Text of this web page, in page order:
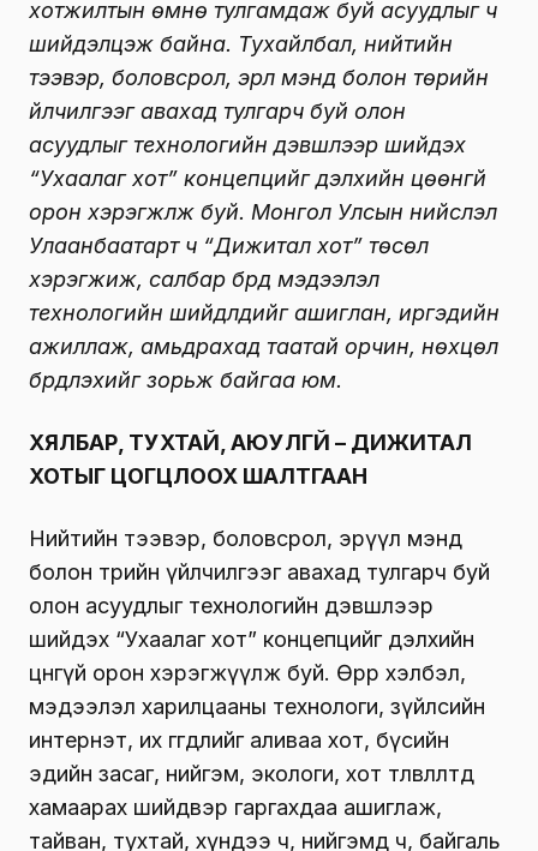
хотжилтын өмнө тулгамдаж буй асуудлыг ч
шийдэлцэж байна. Тухайлбал, нийтийн
тээвэр, боловсрол, эрүүл мэнд болон төрийн
үйлчилгээг авахад тулгарч буй олон
асуудлыг технологийн дэвшлээр шийдэх
“Ухаалаг хот” концепцийг дэлхийн цөөнгүй
орон хэрэгжүүлж буй. Монгол Улсын нийслэл
Улаанбаатарт ч “Дижитал хот” төсөл
хэрэгжиж, салбар бүрд мэдээлэл
технологийн шийдлүүдийг ашиглан, иргэдийн
ажиллаж, амьдрахад таатай орчин, нөхцөл
бүрдүүлэхийг зорьж байгаа юм.
ХЯЛБАР, ТУХТАЙ, АЮУЛГҮЙ – ДИЖИТАЛ
ХОТЫГ ЦОГЦЛООХ ШАЛТГААН
Нийтийн тээвэр, боловсрол, эрүүл мэнд
болон төрийн үйлчилгээг авахад тулгарч буй
олон асуудлыг технологийн дэвшлээр
шийдэх “Ухаалаг хот” концепцийг дэлхийн
цөөнгүй орон хэрэгжүүлж буй. Өөрөөр хэлбэл,
мэдээлэл харилцааны технологи, зүйлсийн
интернэт, их өгөгдлийг аливаа хот, бүсийн
эдийн засаг, нийгэм, экологи, хот төлөвлөлтөд
хамаарах шийдвэр гаргахдаа ашиглаж,
тайван, тухтай, хүндээ ч, нийгэмд ч, байгаль